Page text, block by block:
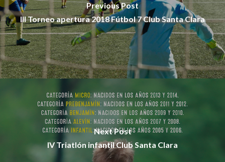
Previous Post
III Torneo apertura 2018 Fútbol 7 Club Santa Clara
Next Post
IV Triatlón infantil Club Santa Clara